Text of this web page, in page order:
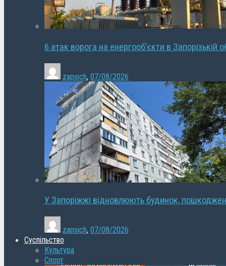
6 атак ворога на енергооб’єкти в Запорізькій
zapsich, 07/08/2026
У Запоріжжі відновлюють будинок,
zapsich, 07/08/2026
Суспільство
Культура
Спорт